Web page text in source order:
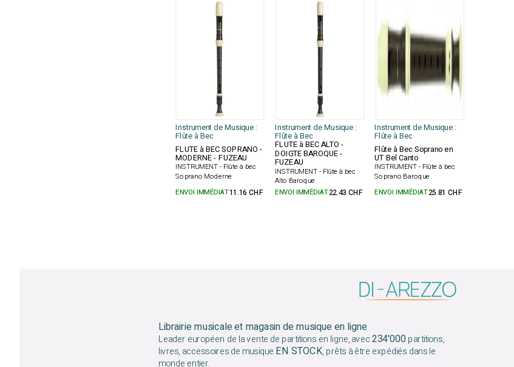
Instrument de Musique :
Flûte à Bec
Instrument de Musique :
Flûte à Bec
Instrument de Musique :
Flûte à Bec
FLUTE à BEC SOPRANO -
MODERNE - FUZEAU
INSTRUMENT - Flûte à bec
Soprano Moderne
FLUTE à BEC ALTO -
DOIGTE BAROQUE -
FUZEAU
INSTRUMENT - Flûte à bec
Alto Baroque
Flûte à Bec Soprano en
UT Bel Canto
INSTRUMENT - Flûte à bec
Soprano Baroque
ENVOI IMMÉDIAT11.16 CHF ENVOI IMMÉDIAT22.43 CHF ENVOI IMMÉDIAT25.81 CHF
Librairie musicale et magasin de musique en ligne
Leader européen de la vente de partitions en ligne, avec234'000partitions,
livres, accessoires de musique EN STOCK, prêts à être expédiés dans le
monde entier.